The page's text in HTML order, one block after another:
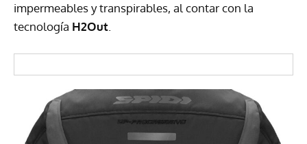
impermeables y transpirables, al contar con la
tecnología H2Out